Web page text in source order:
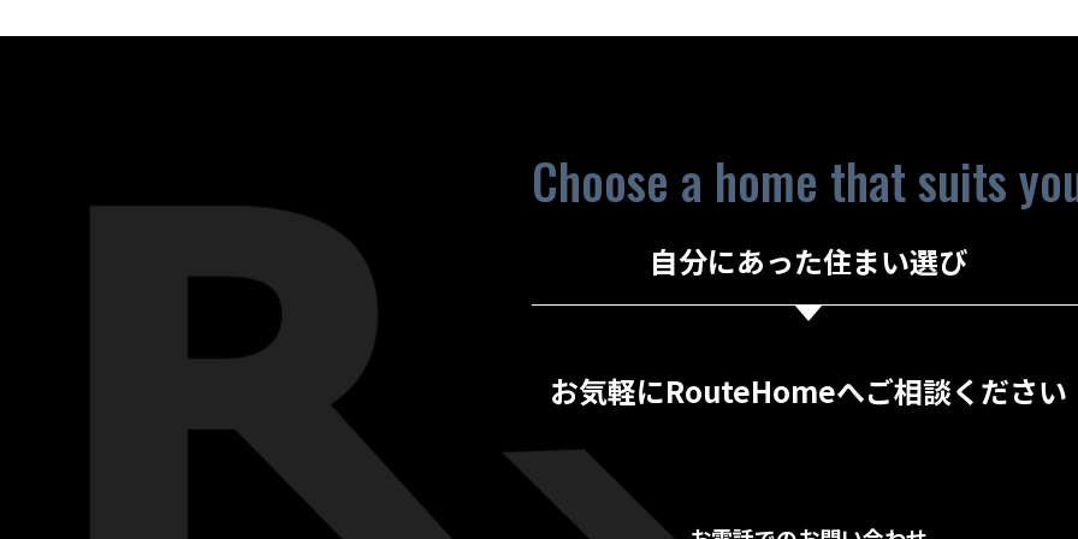
Choose a home that suits
自分にあった住まい選び
お気軽にRouteHomeへご相談ください